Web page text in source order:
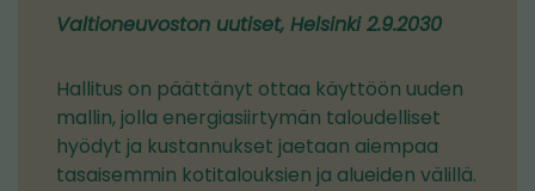
Valtioneuvoston uutiset, Helsinki 2.9.2030
Hallitus on päättänyt ottaa käyttöön uuden
mallin, jolla energiasiirtymän taloudelliset
hyödyt ja kustannukset jaetaan aiempaa
tasaisemmin kotitalouksien ja alueiden välillä.